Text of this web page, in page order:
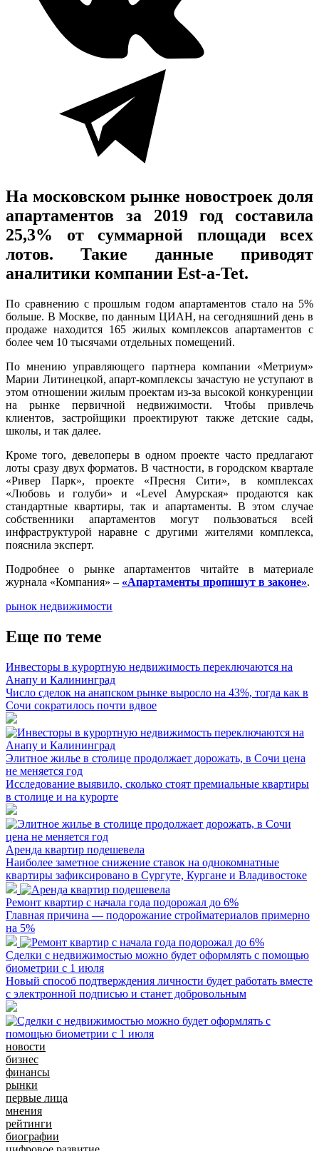
На московском рынке новостроек доля
апартаментов за 2019 год составила
25,3% от суммарной площади всех
лотов. Такие данные приводят
аналитики компании Est-a-Tet.
По сравнению с прошлым годом апартаментов стало на 5%
больше. В Москве, по данным ЦИАН, на сегодняшний день в
продаже находится 165 жилых комплексов апартаментов с
более чем 10 тысячами отдельных помещений.
По мнению управляющего партнера компании «Метриум»
Марии Литинецкой, апарт-комплексы зачастую не уступают в
этом отношении жилым проектам из-за высокой конкуренции
на рынке первичной недвижимости. Чтобы привлечь
клиентов, застройщики проектируют также детские сады,
школы, и так далее.
Кроме того, девелоперы в одном проекте часто предлагают
лоты сразу двух форматов. В частности, в городском квартале
«Ривер Парк», проекте «Пресня Сити», в комплексах
«Любовь и голуби» и «Level Амурская» продаются как
стандартные квартиры, так и апартаменты. В этом случае
собственники апартаментов могут пользоваться всей
инфраструктурой наравне с другими жителями комплекса,
пояснила эксперт.
Подробнее о рынке апартаментов читайте в материале
журнала «Компания» – «Апартаменты пропишут в законе».
рынок недвижимости
Еще по теме
Инвесторы в курортную недвижимость переключаются на
Анапу и Калининград
Число сделок на анапском рынке выросло на 43%, тогда как в
Сочи сократилось почти вдвое
Элитное жилье в столице продолжает дорожать, в Сочи цена
не меняется год
Исследование выявило, сколько стоят премиальные квартиры
в столице и на курорте
Аренда квартир подешевела
Наиболее заметное снижение ставок на однокомнатные
квартиры зафиксировано в Сургуте, Кургане и Владивостоке
Ремонт квартир с начала года подорожал до 6%
Главная причина — подорожание стройматериалов примерно
на 5%
Сделки с недвижимостью можно будет оформлять с помощью
биометрии с 1 июля
Новый способ подтверждения личности будет работать вместе
с электронной подписью и станет добровольным
новости
бизнес
финансы
рынки
первые лица
мнения
рейтинги
биографии